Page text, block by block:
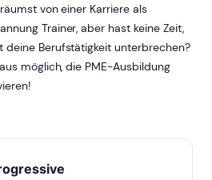
von einer Karriere als
Trainer, aber hast keine Zeit,
Berufstätigkeit unterbrechen?
möglich, die PME-Ausbildung